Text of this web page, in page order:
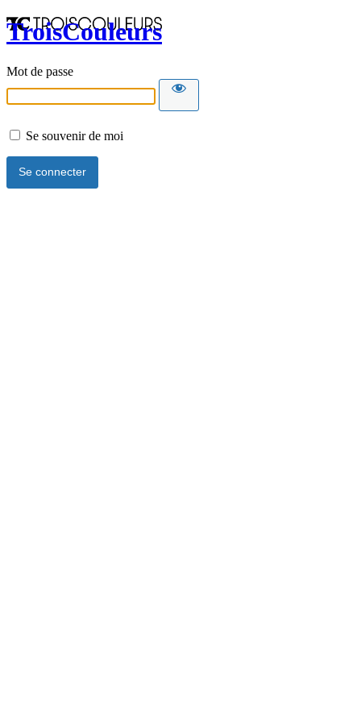
TroisCouleurs
Mot de passe
Se souvenir de moi